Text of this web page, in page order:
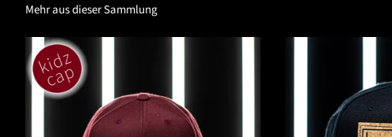
Mehr aus dieser Sammlung